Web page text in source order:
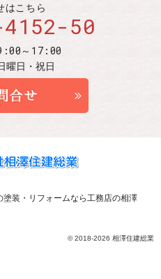
はこちら
50
～17:00
曜日・祝日
© 2018-2026 相澤住建総業
塗装・リフォームなら工務店の相澤